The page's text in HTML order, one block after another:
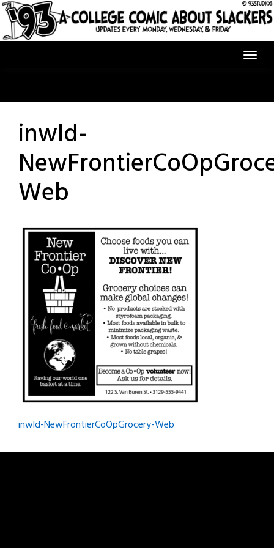
Skip
content
inwld-
Web
Post
navigation
inwld-NewFrontierCoOpGrocery-Web